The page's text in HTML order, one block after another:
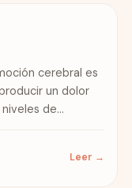
cerebral es
un dolor
de
Leer →